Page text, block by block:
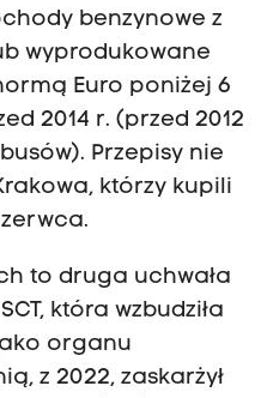
benzynowe z
wyprodukowane
Euro poniżej 6
2014 r. (przed 2012
Przepisy nie
którzy kupili
to druga uchwała
która wzbudziła
organu
z 2022, zaskarżył